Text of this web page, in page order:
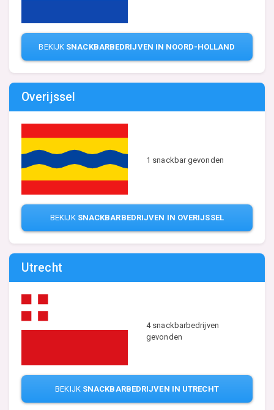
BEKIJK SNACKBARBEDRIJVEN IN NOORD-HOLLAND
Overijssel
1 snackbar gevonden
BEKIJK SNACKBARBEDRIJVEN IN OVERIJSSEL
Utrecht
4 snackbarbedrijven
gevonden
BEKIJK SNACKBARBEDRIJVEN IN UTRECHT